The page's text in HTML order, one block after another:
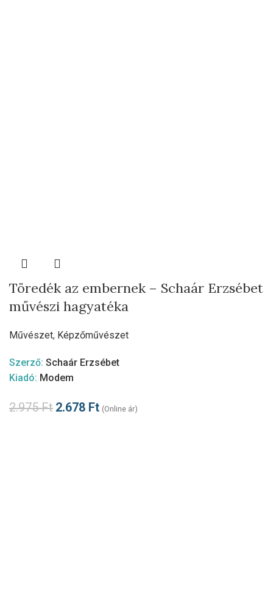
Töredék az embernek – Schaár Erzsébet
művészi hagyatéka
Művészet, Képzőművészet
Szerző: Schaár Erzsébet
Kiadó: Modem
2.975Ft 2.678 Ft (Online ár)